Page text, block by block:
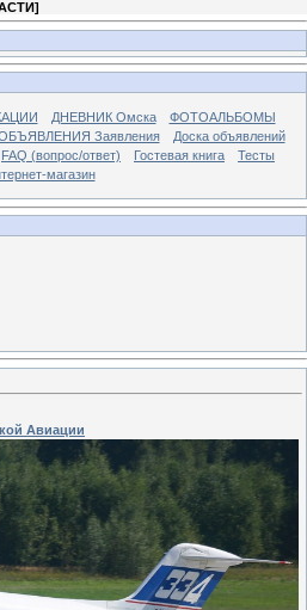
]
ДНЕВНИК Омска
ФОТОАЛЬБОМЫ
Заявления
Доска объявлений
FAQ (вопрос/ответ) Гостевая книга
Тесты
магазин
Авиации